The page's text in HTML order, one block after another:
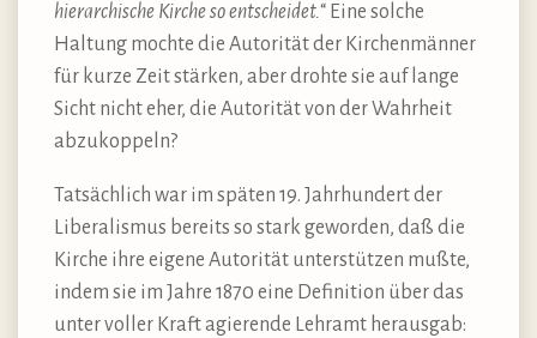
hierarchische Kirche so entscheidet.“ Eine solche
Haltung mochte die Autorität der Kirchenmänner
für kurze Zeit stärken, aber drohte sie auf lange
Sicht nicht eher, die Autorität von der Wahrheit
abzukoppeln?
Tatsächlich war im späten 19. Jahrhundert der
Liberalismus bereits so stark geworden, daß die
Kirche ihre eigene Autorität unterstützen mußte,
indem sie im Jahre 1870 eine Definition über das
unter voller Kraft agierende Lehramt herausgab: